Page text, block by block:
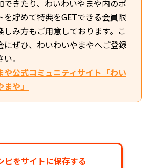
できたり、わいわいやまや内のポ
を貯めて特典をGETできる会員限
しみ方もご用意しております。こ
にぜひ、わいわいやまやへご登録
。
や公式コミュニティサイト「わい
や」
ピをサイトに保存する